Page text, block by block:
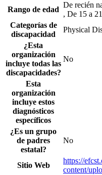
Rango de edad
De recién
, De 15 a 21
Categorías de
discapacidad
Physical
¿Esta
organización
incluye todas las
discapacidades?
No
Esta
organización
incluye estos
diagnósticos
específicos
¿Es un grupo
de padres
estatal?
No
Sitio Web
https://
content/